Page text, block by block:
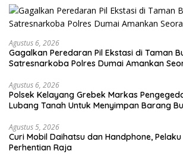
Agustus 6, 2026
Gagalkan Peredaran Pil Ekstasi di Taman
Satresnarkoba Polres Dumai Amankan
Agustus 6, 2026
Polsek Kelayang Grebek Markas
Lubang Tanah Untuk Menyimpan Barang
Agustus 5, 2026
Curi Mobil Daihatsu dan Handphone,
Perhentian Raja